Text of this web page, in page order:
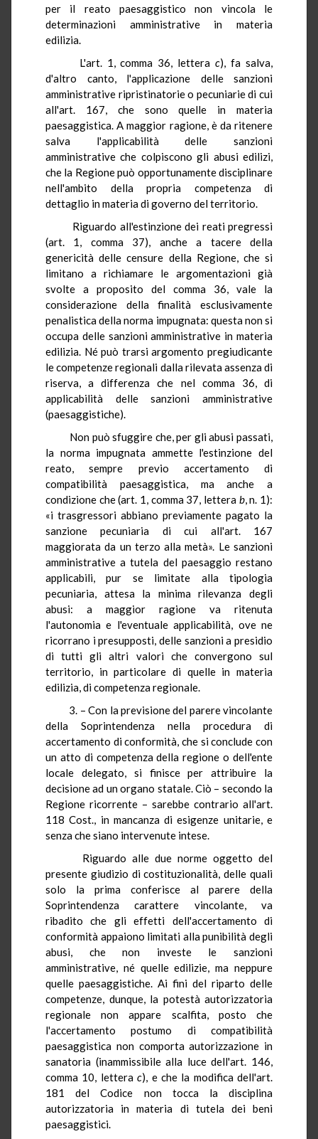
per il reato paesaggistico non vincola le
determinazioni amministrative in materia
edilizia.
L'art. 1, comma 36, letterac), fa salva,
d'altro canto, l'applicazione delle sanzioni
amministrative ripristinatorie o pecuniarie di cui
all'art. 167, che sono quelle in materia
paesaggistica. A maggior ragione, è da ritenere
salva l'applicabilità delle sanzioni
amministrative che colpiscono gli abusi edilizi,
che la Regione può opportunamente disciplinare
nell'ambito della propria competenza di
dettaglio in materia di governo del territorio.
Riguardo all'estinzione dei reati pregressi
(art. 1, comma 37), anche a tacere della
genericità delle censure della Regione, che si
limitano a richiamare le argomentazioni già
svolte a proposito del comma 36, vale la
considerazione della finalità esclusivamente
penalistica della norma impugnata: questa non si
occupa delle sanzioni amministrative in materia
edilizia. Né può trarsi argomento pregiudicante
le competenze regionali dalla rilevata assenza di
riserva, a differenza che nel comma 36, di
applicabilità delle sanzioni amministrative
(paesaggistiche).
Non può sfuggire che, per gli abusi passati,
la norma impugnata ammette l'estinzione del
reato, sempre previo accertamento di
compatibilità paesaggistica, ma anche a
condizione che (art. 1, comma 37, lettera b, n. 1):
«i trasgressori abbiano previamente pagato la
sanzione pecuniaria di cui all'art. 167
maggiorata da un terzo alla metà». Le sanzioni
amministrative a tutela del paesaggio restano
applicabili, pur se limitate alla tipologia
pecuniaria, attesa la minima rilevanza degli
abusi: a maggior ragione va ritenuta
l'autonomia e l'eventuale applicabilità, ove ne
ricorrano i presupposti, delle sanzioni a presidio
di tutti gli altri valori che convergono sul
territorio, in particolare di quelle in materia
edilizia, di competenza regionale.
3. – Con la previsione del parere vincolante
della Soprintendenza nella procedura di
accertamento di conformità, che si conclude con
un atto di competenza della regione o dell'ente
locale delegato, si finisce per attribuire la
decisione ad un organo statale. Ciò – secondo la
Regione ricorrente – sarebbe contrario all'art.
118 Cost., in mancanza di esigenze unitarie, e
senza che siano intervenute intese.
Riguardo alle due norme oggetto del
presente giudizio di costituzionalità, delle quali
solo la prima conferisce al parere della
Soprintendenza carattere vincolante, va
ribadito che gli effetti dell'accertamento di
conformità appaiono limitati alla punibilità degli
abusi, che non investe le sanzioni
amministrative, né quelle edilizie, ma neppure
quelle paesaggistiche. Ai fini del riparto delle
competenze, dunque, la potestà autorizzatoria
regionale non appare scalfita, posto che
l'accertamento postumo di compatibilità
paesaggistica non comporta autorizzazione in
sanatoria (inammissibile alla luce dell'art. 146,
comma 10, letterac), e che la modifica dell'art.
181 del Codice non tocca la disciplina
autorizzatoria in materia di tutela dei beni
paesaggistici.